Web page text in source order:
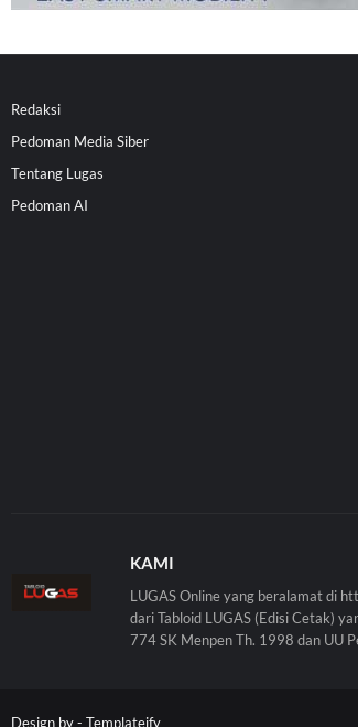
Redaksi
Pedoman Media Siber
Tentang Lugas
Pedoman AI
KAMI
LUGAS Online yang beralamat di
dari Tabloid LUGAS (Edisi Cetak)
774 SK Menpen Th. 1998 dan UU
Design by - Templateify